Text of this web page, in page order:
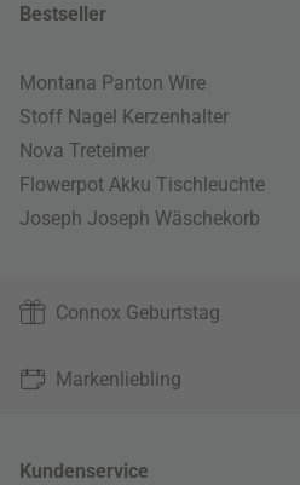
Bestseller
Montana Panton Wire
Stoff Nagel Kerzenhalter
Nova Treteimer
Flowerpot Akku Tischleuchte
Joseph Joseph Wäschekorb
Connox Geburtstag
Markenliebling
Kundenservice